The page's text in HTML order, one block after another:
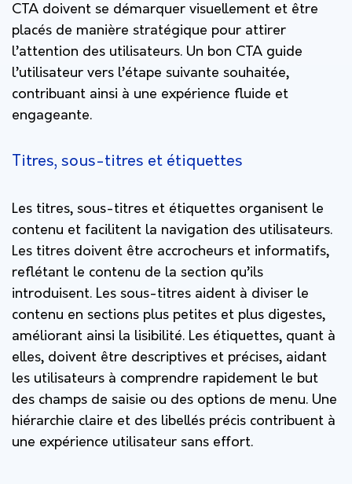
CTA doivent se démarquer visuellement et être
placés de manière stratégique pour attirer
l’attention des utilisateurs. Un bon CTA guide
l’utilisateur vers l’étape suivante souhaitée,
contribuant ainsi à une expérience fluide et
engageante.
Titres, sous-titres et étiquettes
Les titres, sous-titres et étiquettes organisent le
contenu et facilitent la navigation des utilisateurs.
Les titres doivent être accrocheurs et informatifs,
reflétant le contenu de la section qu’ils
introduisent. Les sous-titres aident à diviser le
contenu en sections plus petites et plus digestes,
améliorant ainsi la lisibilité. Les étiquettes, quant à
elles, doivent être descriptives et précises, aidant
les utilisateurs à comprendre rapidement le but
des champs de saisie ou des options de menu. Une
hiérarchie claire et des libellés précis contribuent à
une expérience utilisateur sans effort.